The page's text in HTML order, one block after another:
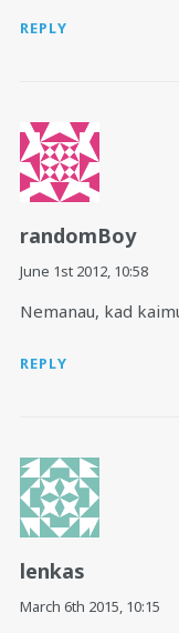
REPLY
randomBoy
June 1st 2012, 10:58
Nemanau, kad
REPLY
lenkas
March 6th 2015, 10:15